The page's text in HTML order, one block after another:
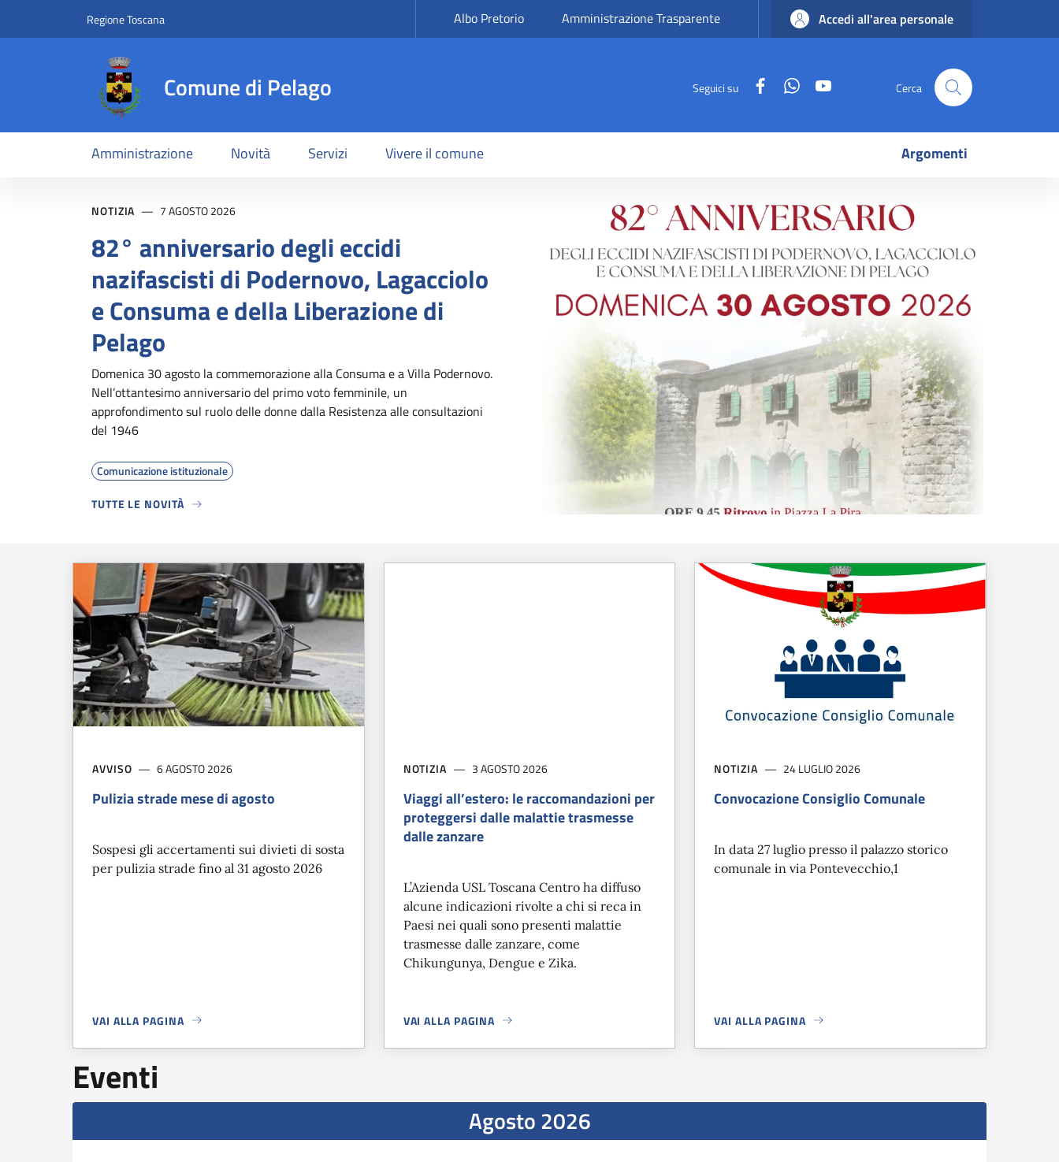
Comune di Pelago
Regione ToscanaSlim top Albo Pretorio Amministrazione Trasparente Accedi all'area personale
Comune di Pelago Seguici su FacebookWhatsApp Cerca
Amministrazione Novità Servizi Vivere il comune Argomenti
Contenuti in evidenza
NOTIZIA 7 AGOSTO 2026
82° anniversario degli eccidi
nazifascisti di Podernovo, Lagacciolo
e Consuma e della Liberazione di
Pelago
Domenica 30 agosto la commemorazione alla Consuma e a Villa Podernovo.
Nell’ottantesimo anniversario del primo voto femminile, un
approfondimento sul ruolo delle donne dalla Resistenza alle consultazioni
del 1946
Comunicazione istituzionale
TUTTE LE NOVITÀ
AVVISO 6 AGOSTO 2026
Pulizia strade mese di agosto
Sospesi gli accertamenti sui divieti di sosta
per pulizia strade fino al 31 agosto 2026
VAI ALLA PAGINA
A PROPOSITO DIPULIZIA STRADE MESE DI AGOSTO
NOTIZIA 3 AGOSTO 2026
Viaggi all’estero: le raccomandazioni per
proteggersi dalle malattie trasmesse
dalle zanzare
L’Azienda USL Toscana Centro ha diffuso
alcune indicazioni rivolte a chi si reca in
Paesi nei quali sono presenti malattie
trasmesse dalle zanzare, come
Chikungunya, Dengue e Zika.
VAI ALLA PAGINA
A PROPOSITO DIVIAGGI ALL’ESTERO: LE RACCOMANDAZIONI PER PROTEGGERSI DALLE MALATTIE TRASMESSE DALLE
NOTIZIA 24 LUGLIO 2026
Convocazione Consiglio Comunale
In data 27 luglio presso il palazzo storico
comunale in via Pontevecchio,1
VAI ALLA PAGINA
A PROPOSITO DICONVOCAZIONE CONSIGLIO COMUNALE
Eventi
Agosto 2026